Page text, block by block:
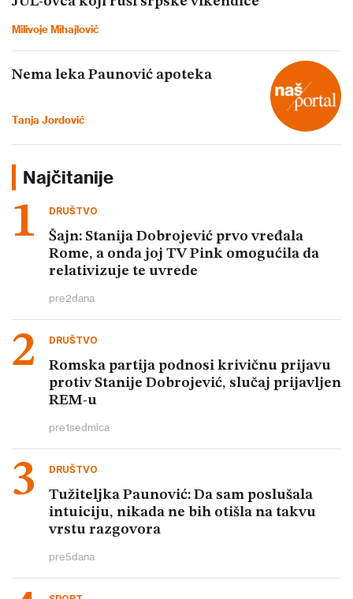
Milivoje Mihajlović
Nema leka Paunović apoteka
Tanja Jordović
Najčitanije
DRUŠTVO
Šajn: Stanija Dobrojević prvo vređala
Rome, a onda joj TV Pink omogućila da
relativizuje te uvrede
pre2dana
DRUŠTVO
Romska partija podnosi krivičnu prijavu
protiv Stanije Dobrojević, slučaj prijavljen
REM-u
pre1sedmica
DRUŠTVO
Tužiteljka Paunović: Da sam poslušala
intuiciju, nikada ne bih otišla na takvu
vrstu razgovora
pre5dana